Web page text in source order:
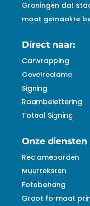
Groningen dat
maat gemaakte
Direct naar:
Carwrapping
Gevelreclame
Signing
Raambelettering
Totaal Signing
Onze diensten
Reclameborden
Muurteksten
Fotobehang
Groot formaat